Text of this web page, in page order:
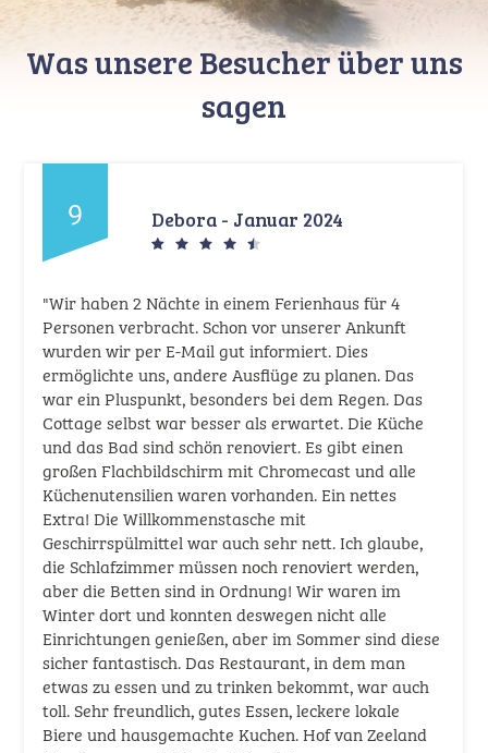
Was unsere Besucher über uns
sagen
9 Debora - Januar 2024
"Wir haben 2 Nächte in einem Ferienhaus für 4
Personen verbracht. Schon vor unserer Ankunft
wurden wir per E-Mail gut informiert. Dies
ermöglichte uns, andere Ausflüge zu planen. Das
war ein Pluspunkt, besonders bei dem Regen. Das
Cottage selbst war besser als erwartet. Die Küche
und das Bad sind schön renoviert. Es gibt einen
großen Flachbildschirm mit Chromecast und alle
Küchenutensilien waren vorhanden. Ein nettes
Extra! Die Willkommenstasche mit
Geschirrspülmittel war auch sehr nett. Ich glaube,
die Schlafzimmer müssen noch renoviert werden,
aber die Betten sind in Ordnung! Wir waren im
Winter dort und konnten deswegen nicht alle
Einrichtungen genießen, aber im Sommer sind diese
sicher fantastisch. Das Restaurant, in dem man
etwas zu essen und zu trinken bekommt, war auch
toll. Sehr freundlich, gutes Essen, leckere lokale
Biere und hausgemachte Kuchen. Hof van Zeeland